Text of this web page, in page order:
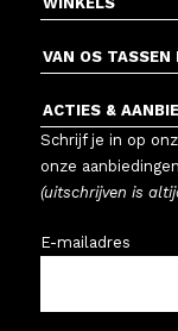
VAN OS TASSEN
ACTIES &
Schrijf je in op
onze
(uitschrijven is
E-mailadres